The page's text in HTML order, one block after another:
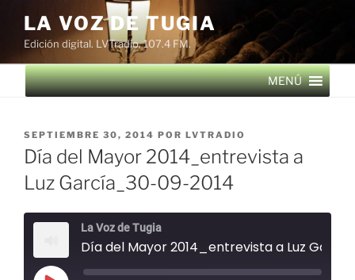
contenido
LA VOZ DE TUGIA
Edición digital. LVTradio, 107.4 FM.
MENÚ
PUBLICADO
EL
SEPTIEMBRE 30, 2014 POR LVTRADIO
Día del Mayor 2014_entrevista a
Luz García_30-09-2014
La Voz de Tugia